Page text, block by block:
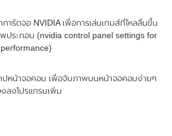
การ์ดจอ NVIDIA เพื่อการเล่นเกมส์ที่ไหลลื่นขึ้น
ประกอบ (nvidia control panel settings for
ปหน้าจอคอม เพื่อจับภาพบนหน้าจอคอมง่ายๆ
งลงโปรแกรมเพิ่ม